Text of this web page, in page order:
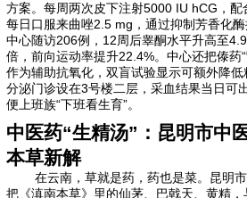
方案。每周两次皮下注射5000 IU hCG，
每日口服来曲唑2.5 mg，通过抑制芳香化
中心随访206例，12周后睾酮水平升高至
倍，前向运动率提升22.4%。中心还把傣药
作为辅助抗氧化，双盲试验显示可额外降
分泌门诊设在3号楼二层，采血结果当日可
便上班族“下班看生育”。
中医药“生精汤”：昆明市中
本草新解
在云南，草就是药，药也是菜。昆明
把《滇南本草》里的仙茅、巴戟天、黄精